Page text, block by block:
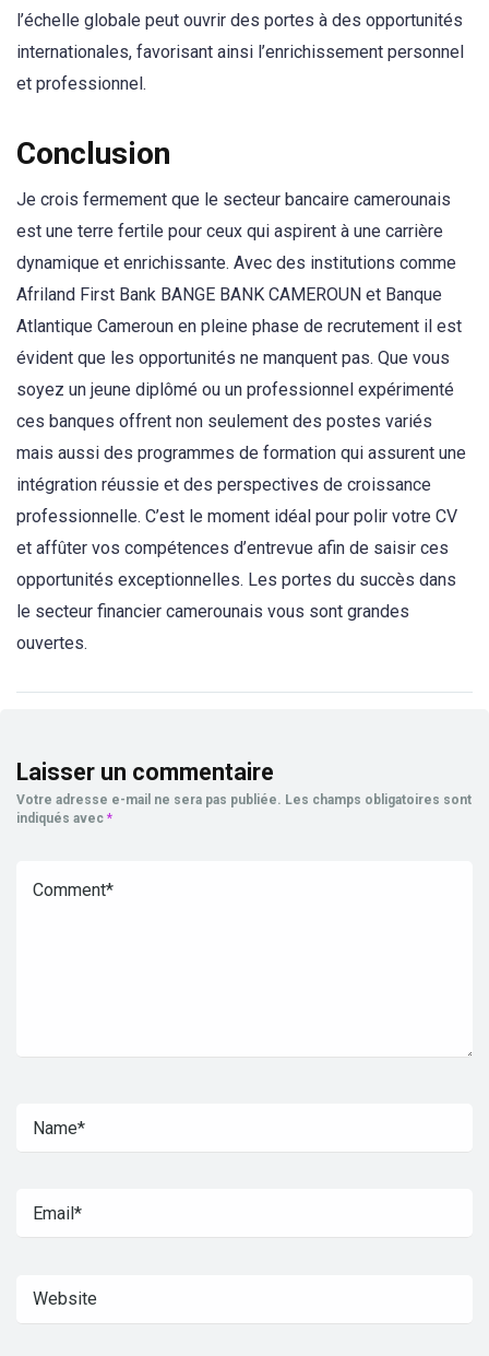
l’échelle globale peut ouvrir des portes à des opportunités
internationales, favorisant ainsi l’enrichissement personnel
et professionnel.
Conclusion
Je crois fermement que le secteur bancaire camerounais
est une terre fertile pour ceux qui aspirent à une carrière
dynamique et enrichissante. Avec des institutions comme
Afriland First Bank BANGE BANK CAMEROUN et Banque
Atlantique Cameroun en pleine phase de recrutement il est
évident que les opportunités ne manquent pas. Que vous
soyez un jeune diplômé ou un professionnel expérimenté
ces banques offrent non seulement des postes variés
mais aussi des programmes de formation qui assurent une
intégration réussie et des perspectives de croissance
professionnelle. C’est le moment idéal pour polir votre CV
et affûter vos compétences d’entrevue afin de saisir ces
opportunités exceptionnelles. Les portes du succès dans
le secteur financier camerounais vous sont grandes
ouvertes.
Laisser un commentaire
Votre adresse e-mail ne sera pas publiée. Les champs obligatoires sont
indiqués avec *